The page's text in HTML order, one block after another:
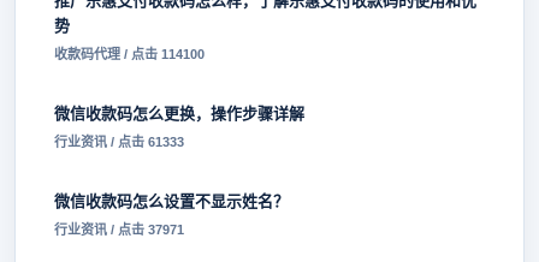
势
收款码代理 / 点击 114100
微信收款码怎么更换，操作步骤详解
行业资讯 / 点击 61333
微信收款码怎么设置不显示姓名？
行业资讯 / 点击 37971